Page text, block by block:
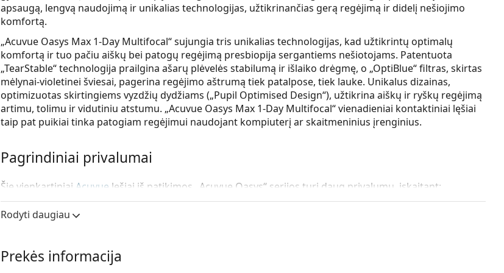
apsaugą, lengvą naudojimą ir unikalias technologijas, užtikrinančias gerą regėjimą ir didelį nešiojimo
komfortą.
„Acuvue Oasys Max 1-Day Multifocal“ sujungia tris unikalias technologijas, kad užtikrintų optimalų
komfortą ir tuo pačiu aiškų bei patogų regėjimą presbiopija sergantiems nešiotojams. Patentuota
„TearStable“ technologija prailgina ašarų plėvelės stabilumą ir išlaiko drėgmę, o „OptiBlue“ filtras, skirtas
mėlynai-violetinei šviesai, pagerina regėjimo aštrumą tiek patalpose, tiek lauke. Unikalus dizainas,
optimizuotas skirtingiems vyzdžių dydžiams („Pupil Optimised Design“), užtikrina aiškų ir ryškų regėjimą
artimu, tolimu ir vidutiniu atstumu. „Acuvue Oasys Max 1-Day Multifocal“ vienadieniai kontaktiniai lęšiai
taip pat puikiai tinka patogiam regėjimui naudojant kompiuterį ar skaitmeninius įrenginius.
Pagrindiniai privalumai
Šie vienkartiniai Acuvue lęšiai iš patikimos „Acuvue Oasys“ serijos turi daug privalumų, įskaitant:
skatinant sveikesnes akis ir optimalų drėkinimą.
Vyzdžio optimizuotas dizainas
Rodyti daugiau
Prekės informacija